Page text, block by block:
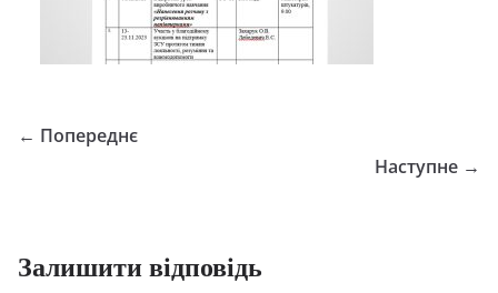
← Попереднє
Наступне →
Залишити відповідь